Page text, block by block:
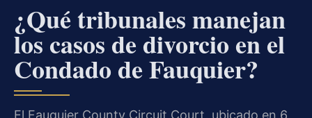
¿Qué tribunales manejan
los casos de divorcio en el
Condado de Fauquier?
El Fauquier County Circuit Court, ubicado en 6